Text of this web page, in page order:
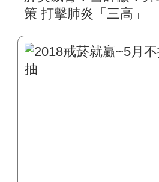
策 打擊肺炎「三高」